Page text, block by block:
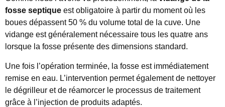
fosse septique est obligatoire à partir du moment où les
boues dépassent 50 % du volume total de la cuve. Une
vidange est généralement nécessaire tous les quatre ans
lorsque la fosse présente des dimensions standard.
Une fois l’opération terminée, la fosse est immédiatement
remise en eau. L’intervention permet également de nettoyer
le dégrilleur et de réamorcer le processus de traitement
grâce à l’injection de produits adaptés.